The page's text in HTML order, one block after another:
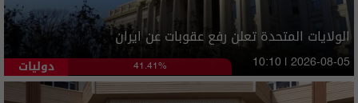
الولايات المتحدة تعلن رفع عقوبات عن ايران
دوليات 41.41% 10:10 | 2026-08-05